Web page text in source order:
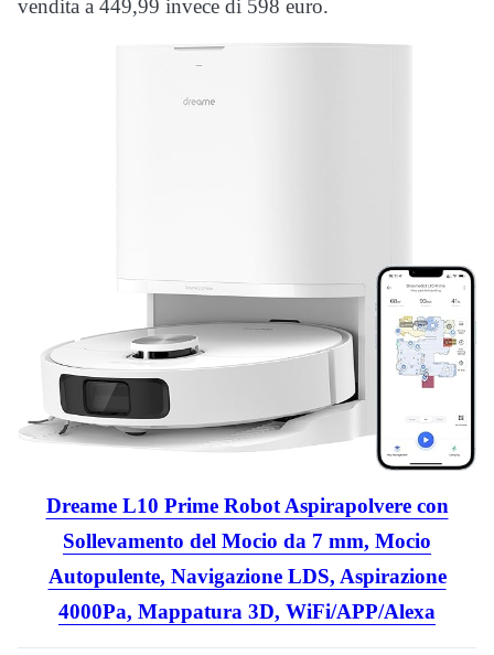
vendita a 449,99 invece di 598 euro.
Dreame L10 Prime Robot Aspirapolvere con
Sollevamento del Mocio da 7 mm, Mocio
Autopulente, Navigazione LDS, Aspirazione
4000Pa, Mappatura 3D, WiFi/APP/Alexa